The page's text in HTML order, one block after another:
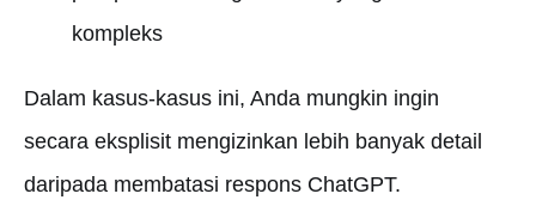
kompleks
Dalam kasus-kasus ini, Anda mungkin ingin
secara eksplisit mengizinkan lebih banyak detail
daripada membatasi respons ChatGPT.